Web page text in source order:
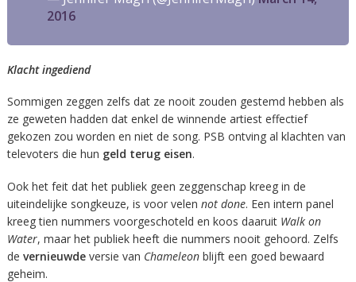
2016
Klacht ingediend
Sommigen zeggen zelfs dat ze nooit zouden gestemd hebben als
ze geweten hadden dat enkel de winnende artiest effectief
gekozen zou worden en niet de song. PSB ontving al klachten van
televoters die hun geld terug eisen.
Ook het feit dat het publiek geen zeggenschap kreeg in de
uiteindelijke songkeuze, is voor velen not done. Een intern panel
kreeg tien nummers voorgeschoteld en koos daaruit Walk on
Water, maar het publiek heeft die nummers nooit gehoord. Zelfs
de vernieuwdeversie van Chameleonblijft een goed bewaard
geheim.